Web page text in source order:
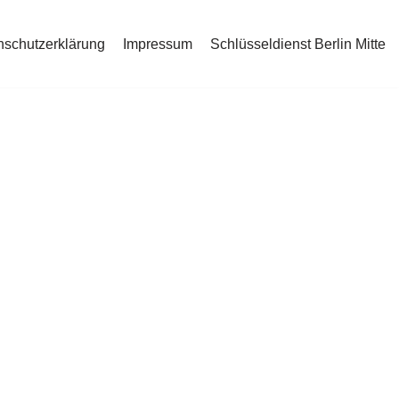
Impressum Schlüsseldienst Berlin Mitte